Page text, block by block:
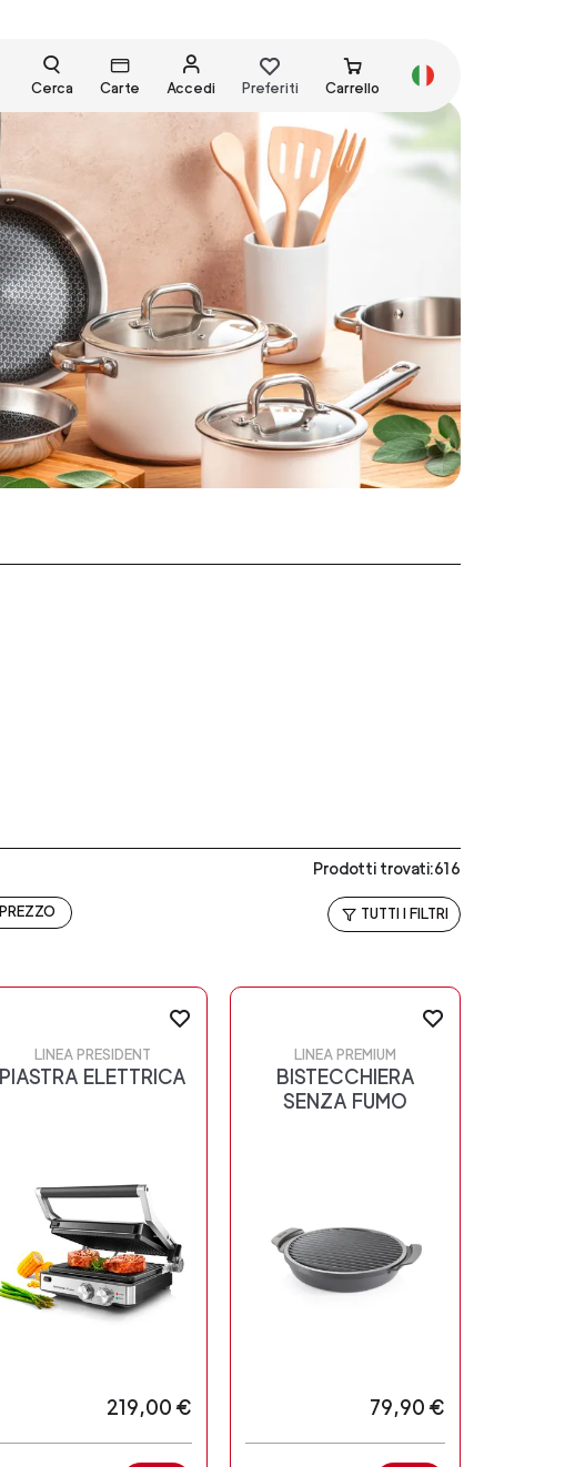
Cerca Carte Accedi Preferiti Carrello
Prodotti trovati:616
PREZZO
TUTTI I FILTRI
LINEA PRESIDENT
PIASTRA ELETTRICA
219,00 €
LINEA PREMIUM
BISTECCHIERA
SENZA FUMO
79,90 €